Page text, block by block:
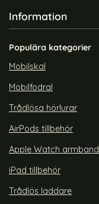
Information
Populära kategorier
Mobilskal
Mobilfodral
Trådlösa hörlurar
AirPods tillbehör
Apple Watch armband
iPad tillbehör
Trådlös laddare